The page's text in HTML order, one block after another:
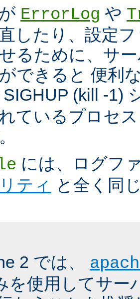
ErrorLog や
したり、設定
るために、サ
できると 便利
SIGHUP (kill -1)
ているプロセ
には、ログフ
ティ と全く同
2 では、
を使用してサー